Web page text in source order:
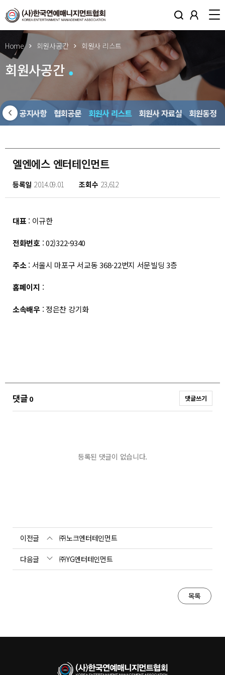
Home 회원사공간 회원사 리스트
회원사공간
원사 공지사항 협회공문 회원사 리스트 회원사 자료실 회원동정
엘엔에스 엔터테인먼트
등록일 2014.09.01 조회수 23,612
대표: 이규한
전화번호: 02)322-9340
주소: 서울시 마포구 서교동 368-22번지 서문빌딩 3층
홈페이지 :
소속배우: 정은찬 강기화
댓글0 댓글쓰기
등록된 댓글이 없습니다.
이전글 ㈜노크엔터테인먼트
다음글 ㈜YG엔터테인먼트
목록